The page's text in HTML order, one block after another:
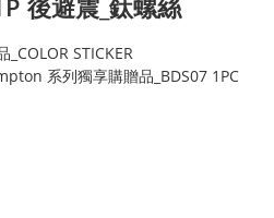
後避震_鈦螺絲
STICKER
系列獨享購贈品_BDS07 1PC